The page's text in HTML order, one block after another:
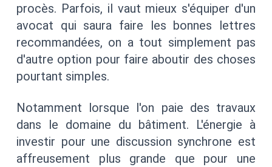
procès. Parfois, il vaut mieux s'équiper d'un
avocat qui saura faire les bonnes lettres
recommandées, on a tout simplement pas
d'autre option pour faire aboutir des choses
pourtant simples.
Notamment lorsque l'on paie des travaux
dans le domaine du bâtiment. L'énergie à
investir pour une discussion synchrone est
affreusement plus grande que pour une